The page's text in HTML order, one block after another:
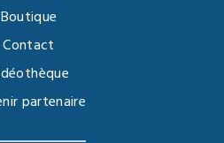
Boutique
Contact
partenaire